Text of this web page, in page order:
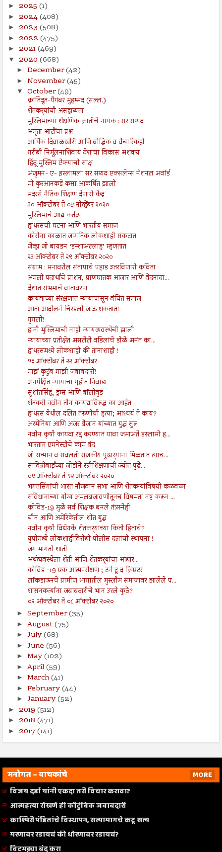
► 2025 (1)
► 2024(408)
► 2023 (508)
► 2022 (475)
► 2021(469)
▼ 2020 (668)
► December(42)
► November(45)
▼ October(49)
क्रांतिदूत-पैगंबर मुहम्मद (सल्ल.)
शेतकर्‍यांची असहाय्यता
मुस्लिमांच्या शैक्षणिक क्रांतीचे नायक : सर सय्यद
अमृता आटींचा प्रश्न
आर्थिक दिवाळखोरी आणि बौद्धिक व वैचारिकही
गरीबी निर्मूलनाशिवाय देशाचा विकास अशक्य
हिंदू मुस्लिम ऐक्याची साक्ष
अंजुमन- ए- इस्लामला सर सय्यद एक्सलेन्स नॅशनल अवॉर्ड
मी कुरआनकडे कसा आकर्षित झालो
मदरसे नैतिक शिक्षण देणारी केंद्र
३० ऑक्टोबर ते ०५ नोव्हेंबर २०२०
मुस्लिमांचे आद्य कर्तव्य
हाथरसची घटना आणि भारतीय समाज
कोरोना काळात जागतिक लोकशाही संकटात
जेव्हा जो बायडन ‘इन्शाअल्लाह’ म्हणतात
२३ ऑक्टोबर ते २९ ऑक्टोबर २०२०
संग्राम : मनावरील संतापाचे पहाड उतरविणारी कविता
अमली पदार्थांचे प्राशन, प्राणघातक आजार आणि वेदनादा...
देशात संभ्रमाचे वातावरण
कायद्याच्या संरक्षणात न्यायापासून वंचित समाज
आता आंदोलने चिरडली जाऊ शकतात!
गुगली!
हानी मुस्लिमांची नाही न्यायव्यवस्थेची झाली
न्यायाच्या प्रतीक्षेत असलेले वडिलांचे डोळे अनंत का...
हाथरसमध्ये लोकशाही की तानाशाही !
१६ ऑक्टोबर ते २२ ऑक्टोबर
माझं कुटुंब माझी जबाबदारी!
अनपेक्षित न्यायाचा गृहीत निवाडा
सुशांतसिंह, ड्रग्स आणि बॉलीवुड
शेतकरी नवीन तीन कायद्यांविरूद्ध का आहेत
हाथरस येथील दलित तरूणीची हत्या; आश्‍चर्य ते काय?
अरमेनिया आणि अजर बैजान यांच्यात युद्ध सुरू
नवीन कृषी कायदा रद्द करण्यात यावा जमाअते इस्लामी ह...
भारतात एमनेस्टीचे काम बंद
जो सन्मान व सवलती राजकीय पुढार्‍यांना मिळतात त्याच...
सावित्रीबाईंच्या जोडीने स्त्रीशिक्षणाची ज्योत पुढे...
०९ ऑक्टोबर ते १५ ऑक्टोबर २०२०
भगतसिंगांची भारत नौजवान सभा आणि शेतकऱ्यांविषयी कळवळा
संविधानाच्या योग्य अमलबजावणीतूनच विषमता नष्ट करून ...
कोविड-19 मुळे सर्व शिक्षक बनले तंत्रस्नेही
चीन आणि अमेरिकेतील शीत युद्ध
नवीन कृषी विधेयके शेतकर्‍यांच्या किती हिताचे?
युपीमध्ये लोकशाहीविरोधी पोलीस दलाची स्थापना !
जग मागतो शांती
अर्थव्यवस्थेला शेती आणि शेतकर्‍यांचा आधार...
कोविड -19 एक आत्मपरीक्षण ; टर्न टू द क्रिएटर
लॉकडाऊनचे ग्रामीण भागातील मुस्लीम समाजावर झालेले प...
शासनकर्त्यांना जबाबदारीचे भान उरले कुठे?
०२ ऑक्टोबर ते ०८ ऑक्टोबर २०२०
► September(35)
► August(75)
► July(68)
► June (56)
► May(102)
► April(59)
► March(41)
► February(44)
► January(52)
► 2019 (512)
► 2018 (471)
► 2017 (141)
मनोगत – वाचकांचे
MORE
विजय दर्डा यांनी एकदा तरी विचार करावा?
आत्महत्या रोखणे ही कौटुंबिक जबाबदारी
काश्मिरी पंडितांचे विस्थापन, सत्यामागचे कटू सत्य
मरणावर रडायचं की धोरणावर रडायचं?
विटभट्ट्या बंद करा